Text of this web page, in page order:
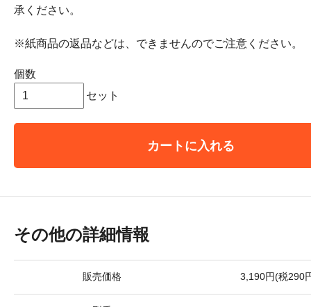
承ください。
※紙商品の返品などは、できませんのでご注意ください。
個数
セット
カートに入れる
その他の詳細情報
販売価格 3,190円(税290